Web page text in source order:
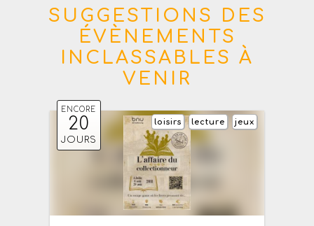
SUGGESTIONS DES
ÉVÈNEMENTS
INCLASSABLES À
VENIR
ENCORE
20
JOURS
jeux
lecture
loisirs